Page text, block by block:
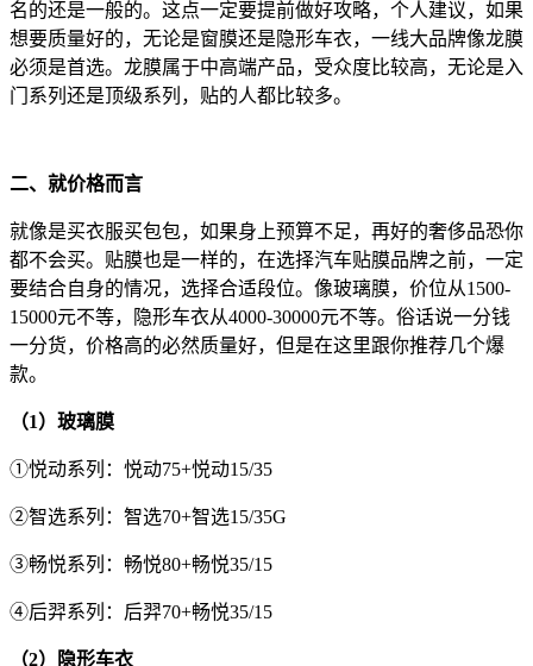
名的还是一般的。这点一定要提前做好攻略，个人建议，如果
想要质量好的，无论是窗膜还是隐形车衣，一线大品牌像龙膜
必须是首选。龙膜属于中高端产品，受众度比较高，无论是入
门系列还是顶级系列，贴的人都比较多。
二、就价格而言
就像是买衣服买包包，如果身上预算不足，再好的奢侈品恐你
都不会买。贴膜也是一样的，在选择汽车贴膜品牌之前，一定
要结合自身的情况，选择合适段位。像玻璃膜，价位从1500-
15000元不等，隐形车衣从4000-30000元不等。俗话说一分钱
一分货，价格高的必然质量好，但是在这里跟你推荐几个爆
款。
（1）玻璃膜
①悦动系列：悦动75+悦动15/35
②智选系列：智选70+智选15/35G
③畅悦系列：畅悦80+畅悦35/15
④后羿系列：后羿70+畅悦35/15
（2）隐形车衣